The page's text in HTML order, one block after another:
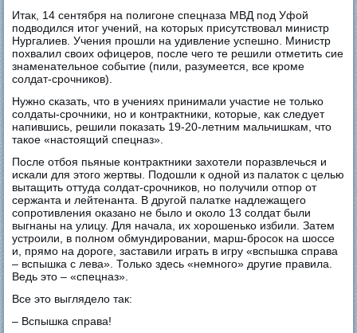
Итак, 14 сентября на полигоне спецназа МВД под Уфой
подводился итог учений, на которых присутствовал министр
Нургалиев. Учения прошли на удивление успешно. Министр
похвалил своих офицеров, после чего те решили отметить сие
знаменательное событие (пили, разумеется, все кроме
солдат-срочников).
Нужно сказать, что в учениях принимали участие не только
солдаты-срочники, но и контрактники, которые, как следует
напившись, решили показать 19-20-летним мальчишкам, что
такое «настоящий спецназ».
После отбоя пьяные контрактники захотели поразвлечься и
искали для этого жертвы. Подошли к одной из палаток с целью
вытащить оттуда солдат-срочников, но получили отпор от
сержанта и лейтенанта. В другой палатке надлежащего
сопротивления оказано не было и около 13 солдат были
выгнаны на улицу. Для начала, их хорошенько избили. Затем
устроили, в полном обмундировании, марш-бросок на шоссе
и, прямо на дороге, заставили играть в игру «вспышка справа
– вспышка с лева». Только здесь «немного» другие правила.
Ведь это – «спецназ».
Все это выглядело так:
– Вспышка справа!